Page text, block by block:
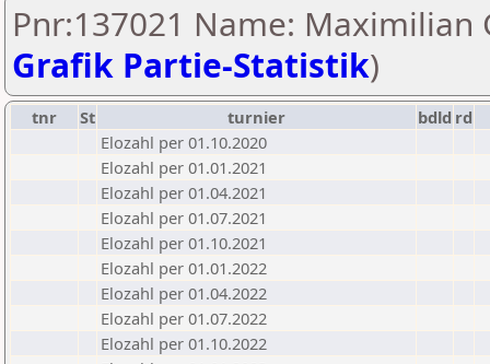
Pnr:137021 Name: Maximilian
Grafik Partie-Statistik)
tnr St turnier bdld rd
Elozahl per 01.10.2020
Elozahl per 01.01.2021
Elozahl per 01.04.2021
Elozahl per 01.07.2021
Elozahl per 01.10.2021
Elozahl per 01.01.2022
Elozahl per 01.04.2022
Elozahl per 01.07.2022
Elozahl per 01.10.2022